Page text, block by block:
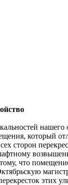
нашего
который
сторон
что
этих